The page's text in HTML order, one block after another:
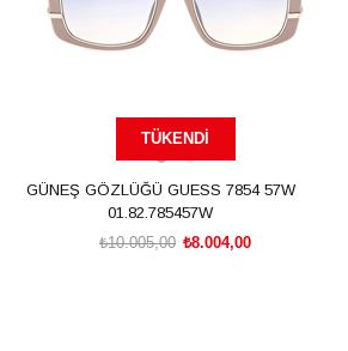
TÜKENDI
GÜNEŞ GÖZLÜĞÜ GUESS 7854 57W
01.82.785457W
₺8.004,00
₺10.005,00